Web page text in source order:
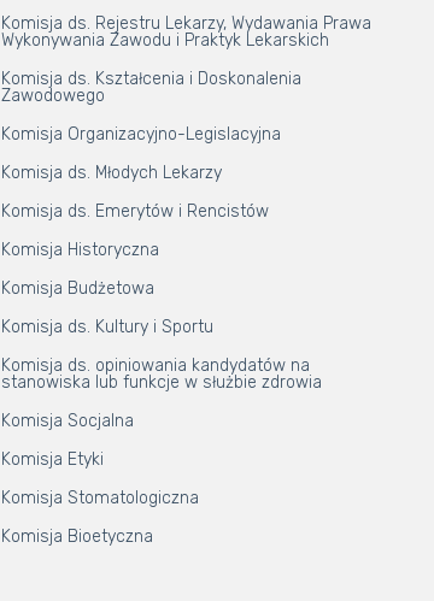
Komisja ds. Rejestru Lekarzy, Wydawania Prawa
Wykonywania Zawodu i Praktyk Lekarskich
Komisja ds. Kształcenia i Doskonalenia
Zawodowego
Komisja Organizacyjno-Legislacyjna
Komisja ds. Młodych Lekarzy
Komisja ds. Emerytów i Rencistów
Komisja Historyczna
Komisja Budżetowa
Komisja ds. Kultury i Sportu
Komisja ds. opiniowania kandydatów na
stanowiska lub funkcje w służbie zdrowia
Komisja Socjalna
Komisja Etyki
Komisja Stomatologiczna
Komisja Bioetyczna